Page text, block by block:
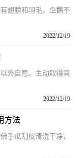
翅膀和羽毛，企鹅不
2022/12/19
外自愿、主动取得其
2022/12/19
方法
手瓜刮皮清洗干净，